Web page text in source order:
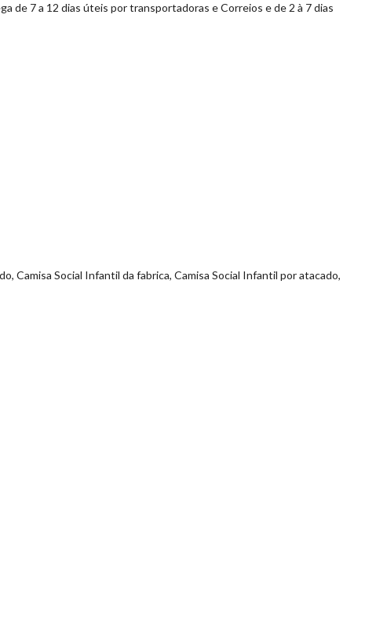
de 7 a 12 dias úteis por transportadoras e Correios e de 2 à 7 dias
Camisa Social Infantil da fabrica, Camisa Social Infantil por atacado,